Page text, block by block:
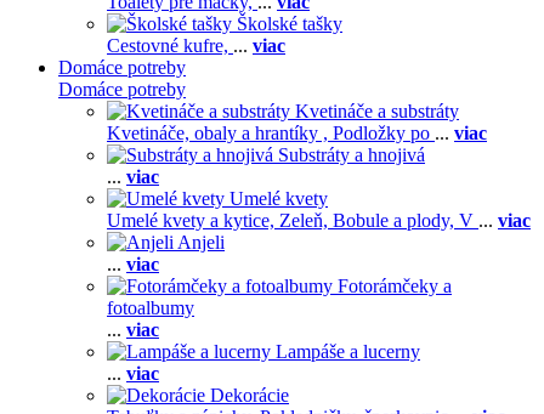
Školské tašky
Cestovné kufre, ... viac
Domáce potreby
Domáce potreby
Kvetináče a substráty
Kvetináče, obaly a hrantíky , Podložky po ... viac
Substráty a hnojivá
... viac
Umelé kvety
Umelé kvety a kytice, Zeleň, Bobule a plody, V ... viac
Anjeli
... viac
Fotorámčeky a
fotoalbumy
... viac
Lampáše a lucerny
... viac
Dekorácie